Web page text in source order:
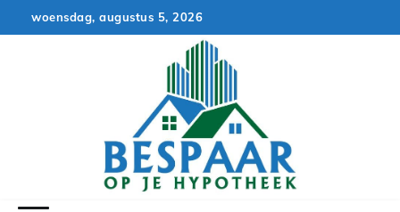
to
woensdag, augustus 5, 2026